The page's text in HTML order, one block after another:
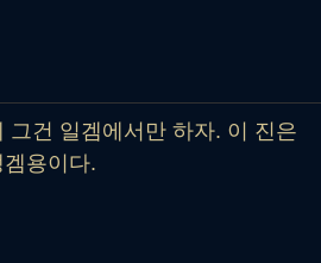
그건 일겜에서만 하자. 이 진은
용이다.